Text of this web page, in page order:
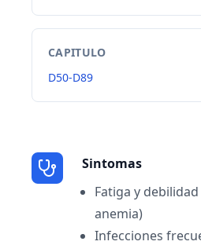
CAPITULO
D50-D89
Sintomas
Fatiga y
anemia)
Infecciones